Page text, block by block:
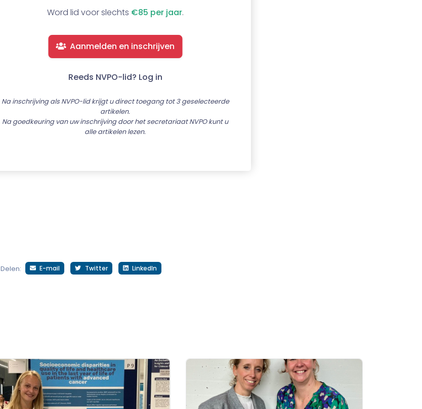
Word lid voor slechts €85 per jaar.
Aanmelden en inschrijven
Reeds NVPO-lid? Log in
Na inschrijving als NVPO-lid krijgt u direct toegang tot 3 geselecteerde
artikelen.
Na goedkeuring van uw inschrijving door het secretariaat NVPO kunt u
alle artikelen lezen.
Delen: E-mail Twitter LinkedIn